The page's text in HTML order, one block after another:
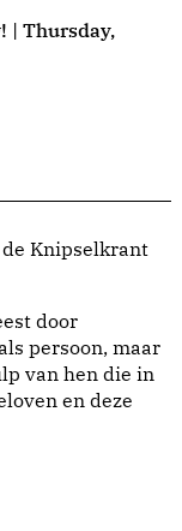
| Thursday,
Knipselkrant
door
persoon, maar
van hen die in
en deze